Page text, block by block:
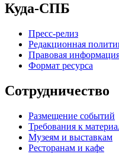
Куда-СПБ
Пресс-релиз
Редакционная
Правовая
Формат ресурса
Сотрудничество
Размещение событий
Требования к
Музеям и выставкам
Ресторанам и кафе